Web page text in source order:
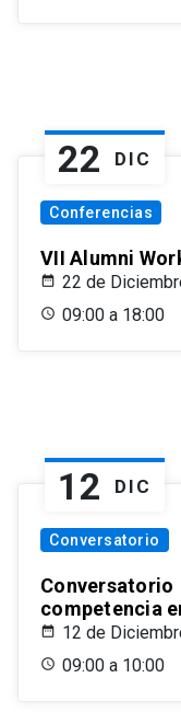
22 DIC
Conferencias
VII Alumni
22 de
09:00 a 18:00
12 DIC
Conversatorio
Conversatorio
competencia
12 de
09:00 a 10:00